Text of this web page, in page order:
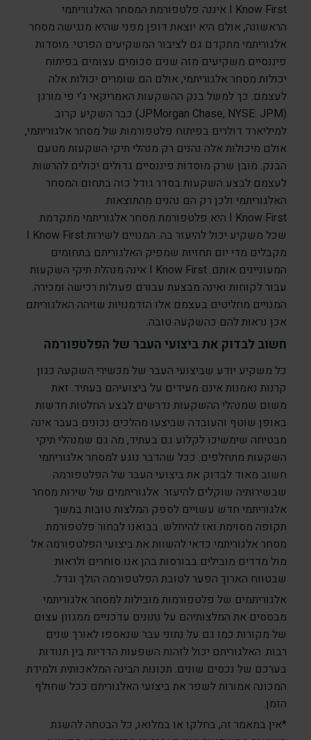
I Know First איננה פלטפורמת המסחר האלגוריתמי
הראשונה, אולם היא יוצאת דופן מפני שהיא מנגישה מסחר
אלגוריתמי מתקדם גם לציבור המשקיעים הפרטי. מוסדות
פיננסיים משקיעים מזה שנים סכומים עצומים בפיתוח
יכולות מסחר אלגוריתמי, אולם הם שומרים יכולות אלה
לעצמם. כך למשל בנק ההשקעות האמריקאי ג’י פי מורגן
(JPMorgan Chase, NYSE: JPM) כבר השקיע קרוב
למיליארד דולרים בפיתוח פלטפורמות של מסחר אלגוריתמי,
אולם מיכולות אלה נהנים רק מנהלי תיקי השקעות מטעם
הבנק. מובן שרק מוסדות פיננסיים גדולים יכולים להרשות
לעצמם לבצע השקעות בסדר גודל כזה בתחום המסחר
האלגוריתמי ולכן רק הם נהנים מהתוצאות.
I Know First היא פלטפורמת מסחר אלגוריתמי מתקדמת
שכל משקיע יכול להיעזר בה. המנויים לשירות I Know First
מקבלים מדי יום תחזיות שמפיק האלגוריתם בתחומים
המעוניינים אותם. I Know First אינה מנהלת תיקי השקעות
עבור לקוחות ואינה מבצעת עבורם פעולות רכישה ומכירה.
המנויים מחליטים בעצמם אלו הזדמנויות שזיהה האלגוריתם
אכן נראות להם כהשקעה טובה.
חשוב לבדוק את ביצועי העבר של הפלטפורמה
כל משקיע יודע שביצועי העבר של מכשירי השקעה כגון
קרנות נאמנות אינם מעידים על ביצועיהם בעתיד. זאת
משום שמנהלי ההשקעות נדרשים לבצע החלטות חדשות
באופן שוטף והעובדה שביצעו מהלכים נכונים בעבר אינה
מבטיחה שימשיכו לקלוע גם בעתיד, מה גם שמנהלי תיקי
השקעות מתחלפים. ככל שהדבר נוגע למסחר אלגוריתמי
חשוב מאוד לבדוק את ביצועי העבר של הפלטפורמה
שבשירותיה שוקלים להיעזר. אלגוריתמים של שירות מסחר
אלגוריתמי חדש עשויים לספק המלצות טובות במשך
תקופה מסוימת ואז להיחלש. בבואנו לבחור פלטפורמת
מסחר אלגוריתמי כדאי להשוות את ביצועי הפלטפורמה אל
מול מדדים מובילים בבורסות בהן אנו סוחרים ולראות
שבטווח הארוך הפער לטובת הפלטפורמה הולך וגדל.
אלגוריתמים של פלטפורמות מובילות למסחר אלגוריתמי
מבססים את המלצותיהם על נתונים עדכניים ממגוון עצום
של מקורות כמו גם על נתוני עבר שנאספו לאורך שנים
רבות. האלגוריתם יכול לזהות השפעות הדדיות בין תנודות
בערכם של נכסים שונים. תכונות הבינה המלאכותית ולמידת
המכונה אמורות לשפר את ביצועי האלגוריתם ככל שחולף
הזמן.
*אין במאמר זה, בחלקו או במלואו, כל הבטחה להשגת